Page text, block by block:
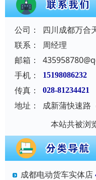
公司：
四川成都万合
联系：
周经理
邮箱：
手机：
15198086232
传真： 028-81234421
地址：
成新蒲快速路
本站共被浏
成都电动货车实体店